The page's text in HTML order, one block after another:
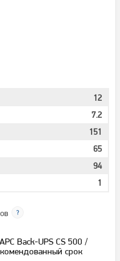
12
7.2
151
65
94
1
Back-UPS CS 500 /
срок